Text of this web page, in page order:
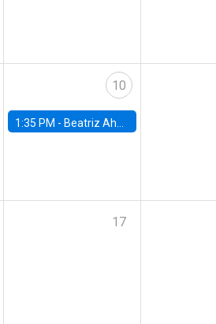
10
1:35 PM - Beatriz Ahumada, PhD candidate, Universidad de Pittsburgh
17